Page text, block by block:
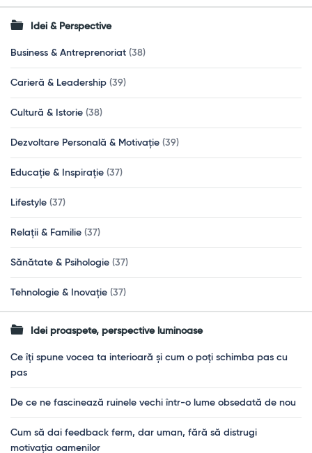
Idei & Perspective
Business & Antreprenoriat (38)
Carieră & Leadership (39)
Cultură & Istorie (38)
Dezvoltare Personală & Motivație (39)
Educație & Inspirație (37)
Lifestyle (37)
Relații & Familie (37)
Sănătate & Psihologie (37)
Tehnologie & Inovație (37)
Idei proaspete, perspective luminoase
Ce îți spune vocea ta interioară și cum o poți schimba pas cu
pas
De ce ne fascinează ruinele vechi într-o lume obsedată de nou
Cum să dai feedback ferm, dar uman, fără să distrugi
motivația oamenilor